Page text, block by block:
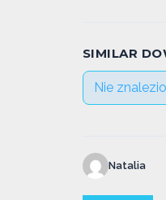
SIMILAR
Nie
Natalia